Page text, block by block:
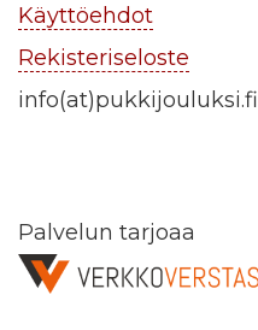
Käyttöehdot
Rekisteriseloste
info(at)pukkijouluksi.fi
Palvelun tarjoaa